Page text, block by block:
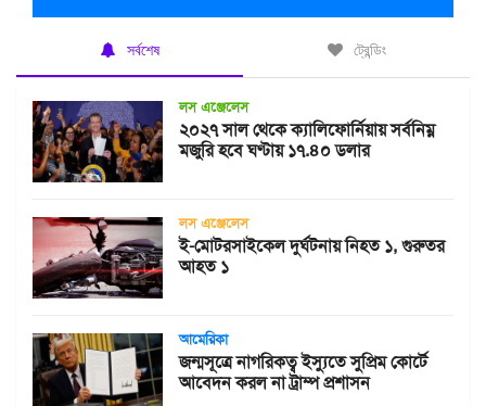
সর্বশেষ ট্রেন্ডিং
লস এঞ্জেলেস
২০২৭ সাল থেকে ক্যালিফোর্নিয়ায় সর্বনিম্ন
মজুরি হবে ঘণ্টায় ১৭.৪০ ডলার
লস এঞ্জেলেস
ই-মোটরসাইকেল দুর্ঘটনায় নিহত ১, গুরুতর
আহত ১
আমেরিকা
জন্মসূত্রে নাগরিকত্ব ইস্যুতে সুপ্রিম কোর্টে
আবেদন করল না ট্রাম্প প্রশাসন